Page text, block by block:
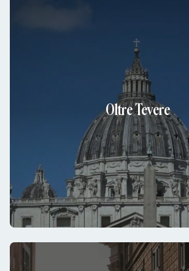
Oltre Tevere